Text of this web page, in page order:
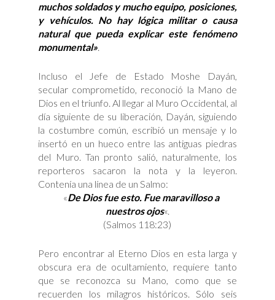
muchos soldados y mucho equipo, posiciones,
y vehículos. No hay lógica militar o causa
natural que pueda explicar este fenómeno
monumental».
Incluso el Jefe de Estado Moshe Dayán,
secular comprometido, reconoció la Mano de
Dios en el triunfo. Al llegar al Muro Occidental, al
día siguiente de su liberación, Dayán, siguiendo
la costumbre común, escribió un mensaje y lo
insertó en un hueco entre las antiguas piedras
del Muro. Tan pronto salió, naturalmente, los
reporteros sacaron la nota y la leyeron.
Contenía una línea de un Salmo:
«De Dios fue esto. Fue maravilloso a
nuestros ojos«.
(Salmos 118:23)
Pero encontrar al Eterno Dios en esta larga y
obscura era de ocultamiento, requiere tanto
que se reconozca su Mano, como que se
recuerden los milagros históricos. Sólo seis